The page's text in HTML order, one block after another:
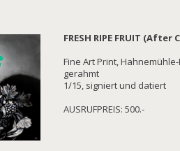
FRESH RIPE FRUIT (After
Fine Art Print,
gerahmt
1/15, signiert und datiert
AUSRUFPREIS: 500.-